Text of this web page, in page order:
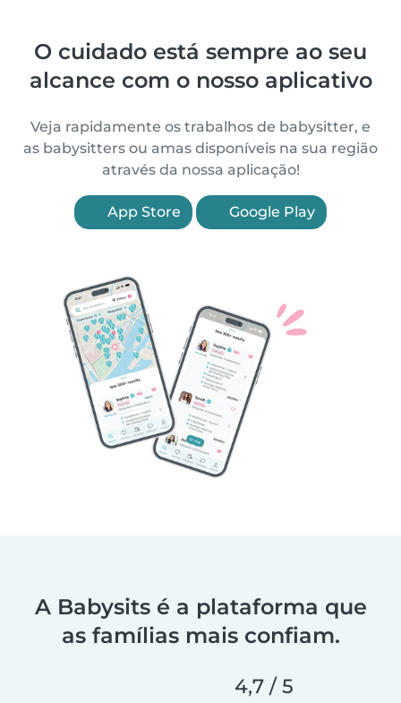
O cuidado está sempre ao seu
alcance com o nosso aplicativo
Veja rapidamente os trabalhos de babysitter, e
as babysitters ou amas disponíveis na sua região
através da nossa aplicação!
App Store Google Play
A Babysits é a plataforma que
as famílias mais confiam.
4,7 / 5